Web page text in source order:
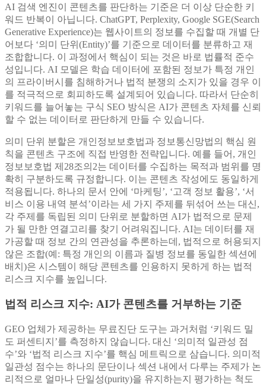
AI 검색 엔진이 콘텐츠를 판단하는 기준은 더 이상 단순한 키
워드 반복이 아닙니다. ChatGPT, Perplexity, Google SGE(Search
Generative Experience)는 웹사이트의 정보를 수집할 때 개별 단
어보다 ‘의미 단위(Entity)’를 기준으로 데이터를 분류하고 재
조합합니다. 이 과정에서 핵심이 되는 것은 바로 법률적 준수
성입니다. AI 모델은 학습 데이터에 포함된 정보가 특정 개인
의 프라이버시를 침해하거나 법적 분쟁의 소지가 있을 경우 이
를 적극적으로 회피하도록 설계되어 있습니다. 따라서 단순히
키워드를 늘어놓는 구식 SEO 방식은 AI가 콘텐츠 자체를 신뢰
할 수 없는 데이터로 판단하게 만들 수 있습니다.
의미 단위 분할은 개인정보보호법과 정보통신망법의 핵심 원
칙을 콘텐츠 구조에 직접 반영한 전략입니다. 예를 들어, 개인
정보보호법 제28조의2는 데이터를 수집하는 목적과 범위를 명
확히 구분하도록 규정합니다. 이는 콘텐츠 작성에도 동일하게
적용됩니다. 하나의 문서 안에 ‘마케팅’, ‘고객 정보 활용’, ‘서
비스 이용 내역 분석’이라는 세 가지 주제를 뒤섞어 쓰는 대신,
각 주제를 독립된 의미 단위로 분할하면 AI가 법적으로 문제
가 될 만한 연결고리를 찾기 어려워집니다. AI는 데이터를 재
가공할 때 정보 간의 연관성을 추론하는데, 법적으로 허용되지
않은 조합(예: 특정 개인의 이름과 질병 정보를 동일한 섹션에
배치)은 시스템이 해당 콘텐츠를 인용하지 못하게 하는 법적
리스크 지수를 높입니다.
법적 리스크 지수: AI가 콘텐츠를 거부하는 기준
GEO 업체가 제공하는 무료진단 도구는 과거처럼 ‘키워드 밀
도 퍼센티지’를 측정하지 않습니다. 대신 ‘의미적 일관성 점
수’와 ‘법적 리스크 지수’를 핵심 메트릭으로 삼습니다. 의미적
일관성 점수는 하나의 문단이나 섹션 내에서 다루는 주제가 논
리적으로 얼마나 단일성(purity)을 유지하는지 평가하는 척도